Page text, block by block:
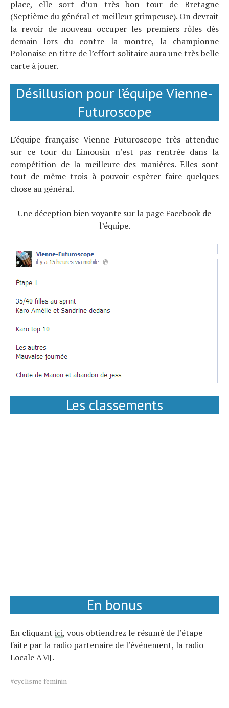
place, elle sort d’un très bon tour de Bretagne
(Septième du général et meilleur grimpeuse). On devrait
la revoir de nouveau occuper les premiers rôles dès
demain lors du contre la montre, la championne
Polonaise en titre de l’effort solitaire aura une très belle
carte à jouer.
Désillusion pour l’équipe Vienne-
Futuroscope
L’équipe française Vienne Futuroscope très attendue
sur ce tour du Limousin n’est pas rentrée dans la
compétition de la meilleure des manières. Elles sont
tout de même trois à pouvoir espèrer faire quelques
chose au général.
Une déception bien voyante sur la page Facebook de
l’équipe.
Les classements
En bonus
En cliquant ici, vous obtiendrez le résumé de l’étape
faite par la radio partenaire de l’événement, la radio
Locale AMJ.
Tags
#cyclisme feminin